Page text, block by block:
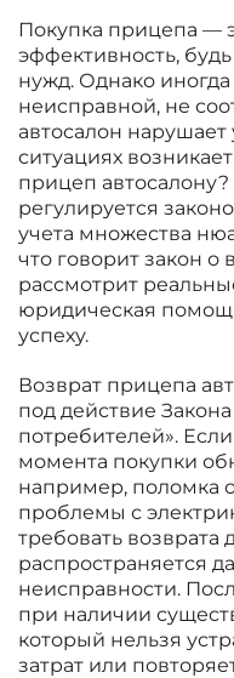
Покупка прицепа —
эффективность,
нужд. Однако иногда
неисправной, не
автосалон нарушает
ситуациях
прицеп
регулируется
учета множества
что говорит закон о
рассмотрит
юридическая
успеху.
Возврат прицепа
под действие
потребителей».
момента покупки
например, поломка
проблемы с
требовать возврата
распространяется
неисправности.
при наличии
который нельзя
затрат или